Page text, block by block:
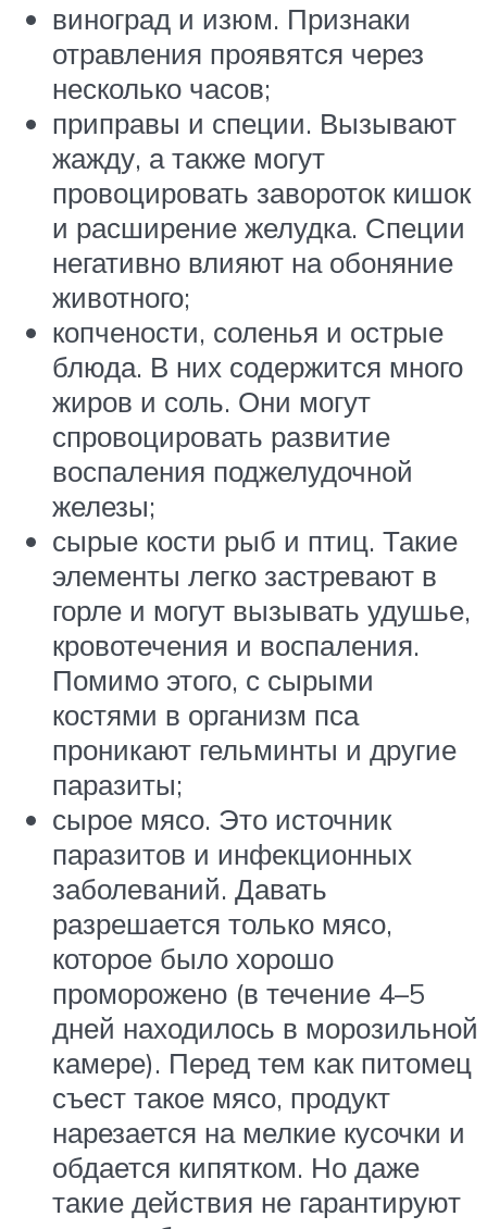
виноград и изюм. Признаки
отравления проявятся через
несколько часов;
приправы и специи. Вызывают
жажду, а также могут
провоцировать завороток кишок
и расширение желудка. Специи
негативно влияют на обоняние
животного;
копчености, соленья и острые
блюда. В них содержится много
жиров и соль. Они могут
спровоцировать развитие
воспаления поджелудочной
железы;
сырые кости рыб и птиц. Такие
элементы легко застревают в
горле и могут вызывать удушье,
кровотечения и воспаления.
Помимо этого, с сырыми
костями в организм пса
проникают гельминты и другие
паразиты;
сырое мясо. Это источник
паразитов и инфекционных
заболеваний. Давать
разрешается только мясо,
которое было хорошо
проморожено (в течение 4–5
дней находилось в морозильной
камере). Перед тем как питомец
съест такое мясо, продукт
нарезается на мелкие кусочки и
обдается кипятком. Но даже
такие действия не гарантируют